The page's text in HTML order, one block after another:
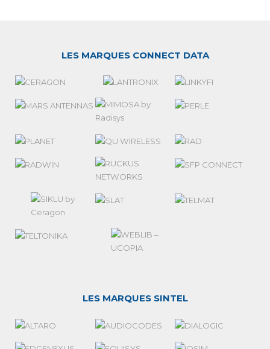
LES MARQUES CONNECT DATA
LES MARQUES SINTEL